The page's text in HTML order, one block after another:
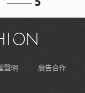
聲明
廣告合作